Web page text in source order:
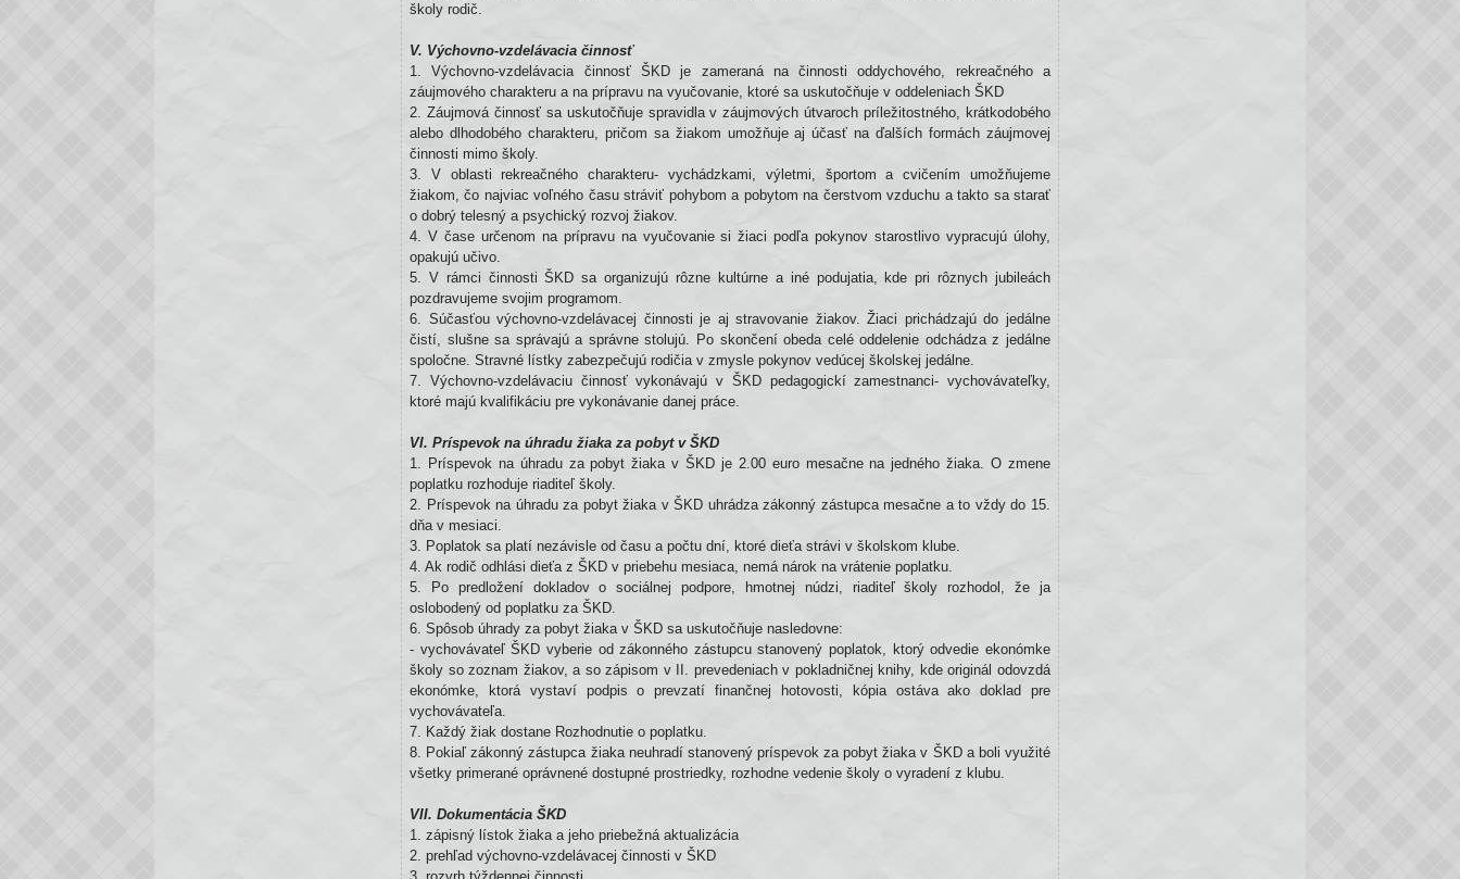
školy rodič.
V. Výchovno-vzdelávacia činnosť
1. Výchovno-vzdelávacia činnosť ŠKD je zameraná na činnosti oddychového, rekreačného a
záujmového charakteru a na prípravu na vyučovanie, ktoré sa uskutočňuje v oddeleniach ŠKD
2. Záujmová činnosť sa uskutočňuje spravidla v záujmových útvaroch príležitostného, krátkodobého
alebo dlhodobého charakteru, pričom sa žiakom umožňuje aj účasť na ďalších formách záujmovej
činnosti mimo školy.
3. V oblasti rekreačného charakteru- vychádzkami, výletmi, športom a cvičením umožňujeme
žiakom, čo najviac voľného času stráviť pohybom a pobytom na čerstvom vzduchu a takto sa starať
o dobrý telesný a psychický rozvoj žiakov.
4. V čase určenom na prípravu na vyučovanie si žiaci podľa pokynov starostlivo vypracujú úlohy,
opakujú učivo.
5. V rámci činnosti ŠKD sa organizujú rôzne kultúrne a iné podujatia, kde pri rôznych jubileách
pozdravujeme svojim programom.
6. Súčasťou výchovno-vzdelávacej činnosti je aj stravovanie žiakov. Žiaci prichádzajú do jedálne
čistí, slušne sa správajú a správne stolujú. Po skončení obeda celé oddelenie odchádza z jedálne
spoločne. Stravné lístky zabezpečujú rodičia v zmysle pokynov vedúcej školskej jedálne.
7. Výchovno-vzdelávaciu činnosť vykonávajú v ŠKD pedagogickí zamestnanci- vychovávateľky,
ktoré majú kvalifikáciu pre vykonávanie danej práce.
VI. Príspevok na úhradu žiaka za pobyt v ŠKD
1. Príspevok na úhradu za pobyt žiaka v ŠKD je 2.00 euro mesačne na jedného žiaka. O zmene
poplatku rozhoduje riaditeľ školy.
2. Príspevok na úhradu za pobyt žiaka v ŠKD uhrádza zákonný zástupca mesačne a to vždy do 15.
dňa v mesiaci.
3. Poplatok sa platí nezávisle od času a počtu dní, ktoré dieťa strávi v školskom klube.
4. Ak rodič odhlási dieťa z ŠKD v priebehu mesiaca, nemá nárok na vrátenie poplatku.
5. Po predložení dokladov o sociálnej podpore, hmotnej núdzi, riaditeľ školy rozhodol, že ja
oslobodený od poplatku za ŠKD.
6. Spôsob úhrady za pobyt žiaka v ŠKD sa uskutočňuje nasledovne:
- vychovávateľ ŠKD vyberie od zákonného zástupcu stanovený poplatok, ktorý odvedie ekonómke
školy so zoznam žiakov, a so zápisom v II. prevedeniach v pokladničnej knihy, kde originál odovzdá
ekonómke, ktorá vystaví podpis o prevzatí finančnej hotovosti, kópia ostáva ako doklad pre
vychovávateľa.
7. Každý žiak dostane Rozhodnutie o poplatku.
8. Pokiaľ zákonný zástupca žiaka neuhradí stanovený príspevok za pobyt žiaka v ŠKD a boli využité
všetky primerané oprávnené dostupné prostriedky, rozhodne vedenie školy o vyradení z klubu.
VII. Dokumentácia ŠKD
1. zápisný lístok žiaka a jeho priebežná aktualizácia
2. prehľad výchovno-vzdelávacej činnosti v ŠKD